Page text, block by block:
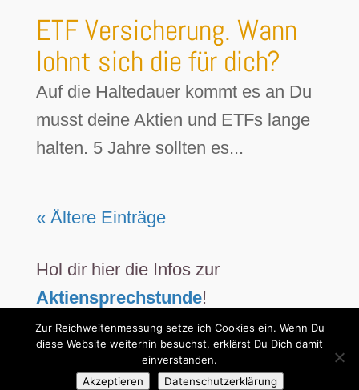
ETF Versicherung. Wann
lohnt sich die für dich?
Auf die Haltedauer kommt es an Du
musst deine Aktien und ETFs lange
halten. 5 Jahre sollten es...
« Ältere Einträge
Hol dir hier die Infos zur
Aktiensprechstunde!
Zur Reichweitenmessung setze ich Cookies ein. Wenn Du
diese Website weiterhin besuchst, erklärst Du Dich damit
einverstanden.
Akzeptieren
Datenschutzerklärung